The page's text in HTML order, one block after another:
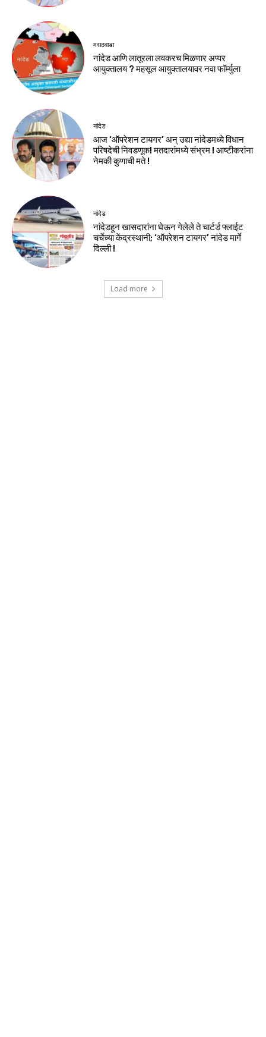
मराठवाडा
नांदेड आणि लातूरला लवकरच मिळणार अप्पर
आयुक्तालय ? महसूल आयुक्तालयावर नवा फॉर्म्युला
नांदेड
आज ‘ऑपरेशन टायगर’ अन् उद्या नांदेडमध्ये विधान
परिषदेची निवडणूक! मतदारांमध्ये संभ्रम ! आष्टीकरांना
नेमकी कुणाची मते !
नांदेड
नांदेडहून खासदारांना घेऊन गेलेले ते चार्टर्ड फ्लाईट
चर्चेच्या केंद्रस्थानी; ‘ऑपरेशन टायगर’ नांदेड मार्गे
दिल्ली !
Load more